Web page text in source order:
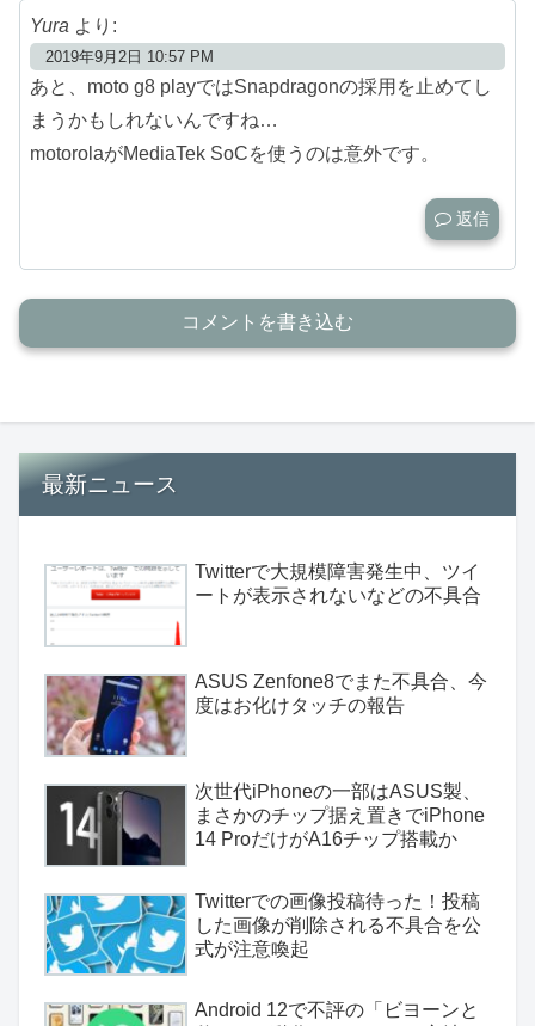
Yura より:
2019年9月2日 10:57 PM
あと、moto g8 playではSnapdragonの採用を止めてし
まうかもしれないんですね…
motorolaがMediaTek SoCを使うのは意外です。
返信
コメントを書き込む
最新ニュース
Twitterで大規模障害発生中、ツイ
ートが表示されないなどの不具合
ASUS Zenfone8でまた不具合、今
度はお化けタッチの報告
次世代iPhoneの一部はASUS製、
まさかのチップ据え置きでiPhone
14 ProだけがA16チップ搭載か
Twitterでの画像投稿待った！投稿
した画像が削除される不具合を公
式が注意喚起
Android 12で不評の「ビヨーンと